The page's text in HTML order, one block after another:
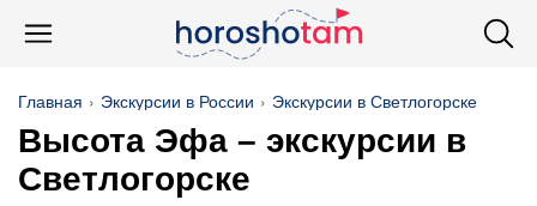
Главная Экскурсии в России Экскурсии в Светлогорске
Высота Эфа – экскурсии в
Светлогорске